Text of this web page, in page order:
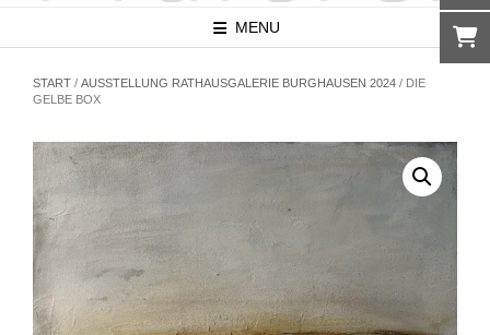
MENU
START / AUSSTELLUNG RATHAUSGALERIE BURGHAUSEN 2024 / DIE
GELBE BOX